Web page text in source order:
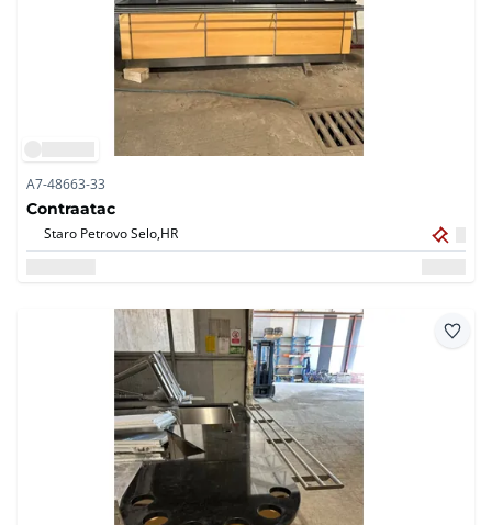
A7-48663-33
Contraatac
Staro Petrovo Selo,HR